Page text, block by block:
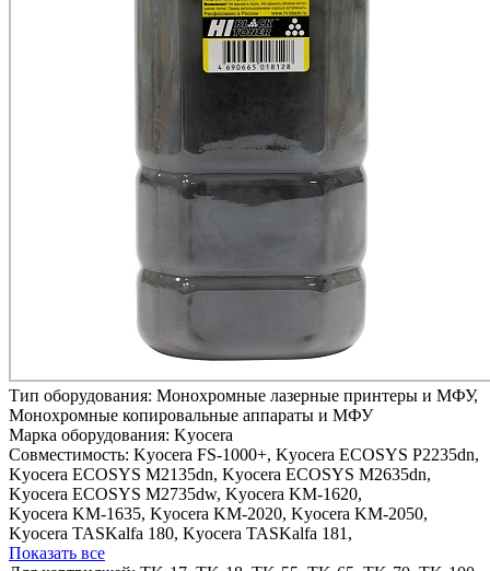
Тип оборудования: Монохромные лазерные принтеры и МФУ,
Монохромные копировальные аппараты и МФУ
Марка оборудования: Kyocera
Совместимость: Kyocera FS-1000+, Kyocera ECOSYS P2235dn,
Kyocera ECOSYS M2135dn, Kyocera ECOSYS M2635dn,
Kyocera ECOSYS M2735dw, Kyocera KM-1620,
Kyocera KM-1635, Kyocera KM-2020, Kyocera KM-2050,
Kyocera TASKalfa 180, Kyocera TASKalfa 181,
Показать все